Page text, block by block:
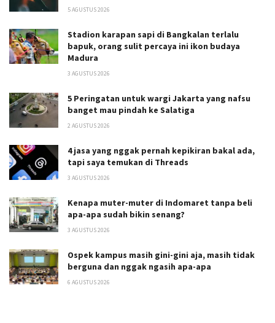
5 AGUSTUS 2026
Stadion karapan sapi di Bangkalan terlalu
bapuk, orang sulit percaya ini ikon budaya
Madura
3 AGUSTUS 2026
5 Peringatan untuk wargi Jakarta yang nafsu
banget mau pindah ke Salatiga
2 AGUSTUS 2026
4 jasa yang nggak pernah kepikiran bakal ada,
tapi saya temukan di Threads
3 AGUSTUS 2026
Kenapa muter-muter di Indomaret tanpa beli
apa-apa sudah bikin senang?
3 AGUSTUS 2026
Ospek kampus masih gini-gini aja, masih tidak
berguna dan nggak ngasih apa-apa
6 AGUSTUS 2026